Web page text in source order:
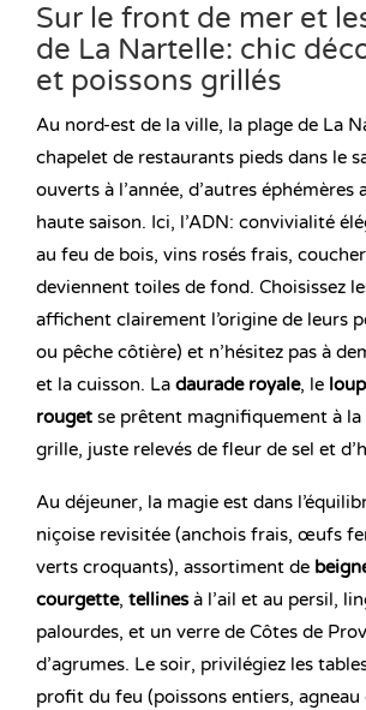
Sur le front de mer et
de La Nartelle: chic
et poissons grillés
Au nord-est de la ville, la plage de La
chapelet de restaurants pieds dans le
ouverts à l’année, d’autres éphémères
haute saison. Ici, l’ADN: convivialité
au feu de bois, vins rosés frais,
deviennent toiles de fond. Choisissez
affichent clairement l’origine de leurs
ou pêche côtière) et n’hésitez pas à
et la cuisson. La daurade royale, le
rouget se prêtent magnifiquement à la
grille, juste relevés de fleur de sel et
Au déjeuner, la magie est dans
niçoise revisitée (anchois frais, œufs
verts croquants), assortiment de
courgette, tellinesà l’ail et au persil,
palourdes, et un verre de Côtes de
d’agrumes. Le soir, privilégiez les
profit du feu (poissons entiers, agneau